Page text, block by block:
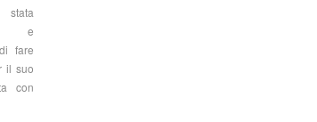
e
fare
il suo
con